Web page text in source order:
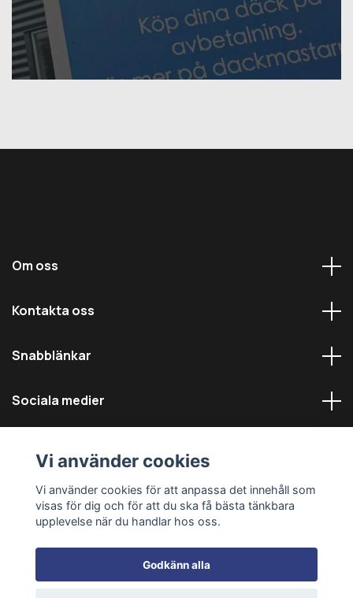
Om oss
Kontakta oss
Snabblänkar
Sociala medier
© 2026 Däckmästarna - Alla rättigheter reserverade
Vi använder cookies
Vi använder cookies för att anpassa det innehåll som
visas för dig och för att du ska få bästa tänkbara
upplevelse när du handlar hos oss.
Godkänn alla